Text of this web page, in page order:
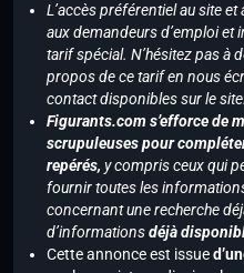
L’accès préférentiel au site
aux demandeurs d’emploi et
tarif spécial. N’hésitez pas à
propos de ce tarif en nous
contact disponibles sur le site.
Figurants.com s’efforce de
scrupuleuses pour
repérés, y compris ceux qui
fournir toutes les
concernant une recherche
d’informationsdéjà
Cette annonce est issue